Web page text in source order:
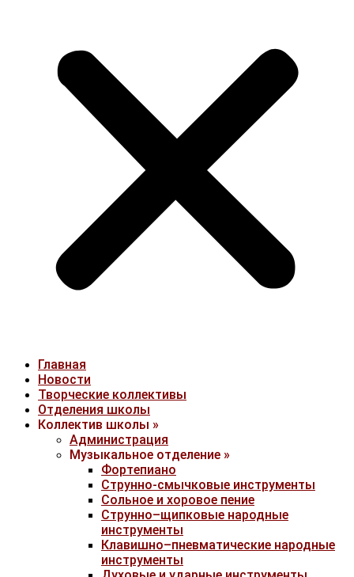
Главная
Новости
Творческие коллективы
Отделения школы
Коллектив школы »
Администрация
Музыкальное отделение »
Фортепиано
Струнно-смычковые инструменты
Сольное и хоровое пение
Струнно–щипковые народные
инструменты
Клавишно–пневматические народные
инструменты